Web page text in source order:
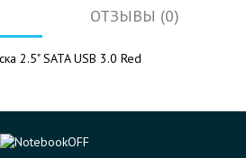
ОТЗЫВЫ (0)
2.5" SATA USB 3.0 Red